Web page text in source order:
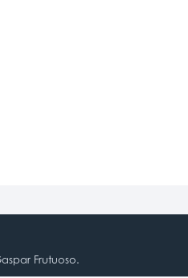
Frutuoso.